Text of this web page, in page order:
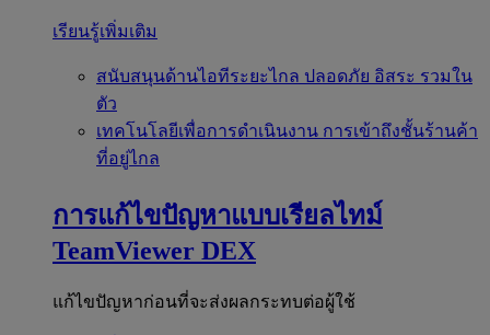
เรียนรู้เพิ่มเติม
สนับสนุนด้านไอทีระยะไกล ปลอดภัย อิสระ รวมใน
ตัว
เทคโนโลยีเพื่อการดำเนินงาน การเข้าถึงชั้นร้านค้า
ที่อยู่ไกล
การแก้ไขปัญหาแบบเรียลไทม์
TeamViewer DEX
แก้ไขปัญหาก่อนที่จะส่งผลกระทบต่อผู้ใช้